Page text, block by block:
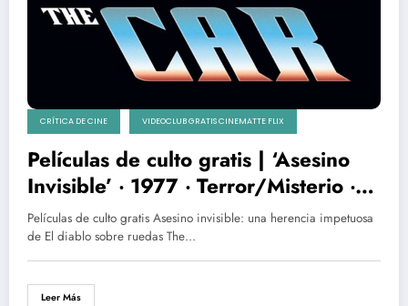
CRÍTICA DE CINE VIDEOCLUB GRATIS CINEMATTE FLIX
Películas de culto gratis | ‘Asesino
Invisible’ ‧ 1977 ‧ Terror/Misterio ‧
1h 38m
Películas de culto gratis Asesino invisible: una herencia impetuosa
de El diablo sobre ruedas The…
Leer Más